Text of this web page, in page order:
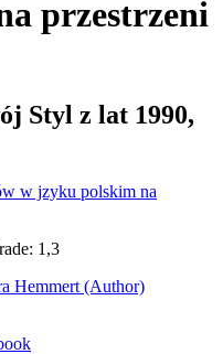
przestrzeni
Styl z lat 1990,
1,3
Hemmert (Author)